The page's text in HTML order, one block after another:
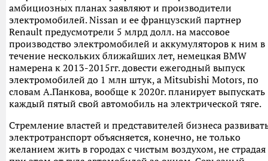
амбициозных планах заявляют и производители
электромобилей. Nissan и ее французский партнер
Renault предусмотрели 5 млрд долл. на массовое
производство электромобилей и аккумуляторов к ним в
течение нескольких ближайших лет, немецкая BMW
намерена к 2013-2015гг. довести ежегодный выпуск
электромобилей до 1 млн штук, а Mitsubishi Motors, по
словам А.Панкова, вообще к 2020г. планирует выпускать
каждый пятый свой автомобиль на электрической тяге.
Стремление властей и представителей бизнеса
электротранспорт объясняется, конечно, не только
желанием жить в городах с чистым воздухом, не страдая